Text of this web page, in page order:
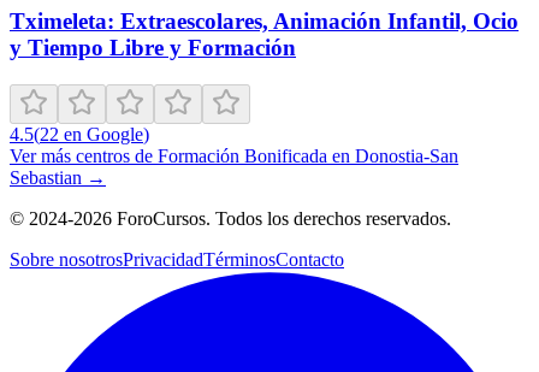
Tximeleta: Extraescolares, Animación Infantil, Ocio
y Tiempo Libre y Formación
4.5(22 en Google)
Ver más centros de Formación Bonificada en Donostia-San
Sebastian →
© 2024-2026 ForoCursos. Todos los derechos reservados.
Sobre nosotrosPrivacidadTérminosContacto